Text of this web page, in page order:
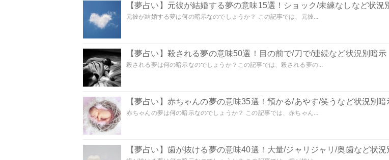
【夢占い】元彼が結婚する夢の意味15選！ショック/未練なしなど状況
元彼が結婚する夢は何の暗示なのでしょうか？ この記事では、元彼...
【夢占い】殺される夢の意味50選！目の前で/刀で/連続など状況別暗示
殺される夢は何の暗示なのでしょうか？この記事では、殺される夢の...
【夢占い】赤ちゃんの夢の意味35選！預かる/あやす/笑うなど状況別暗
赤ちゃんの夢は何の暗示なのでしょうか？ この記事では、赤ちゃん...
【夢占い】歯が抜ける夢の意味40選！大量/ジャリジャリ/奥歯など状況